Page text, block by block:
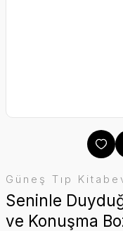
Güneş Tıp
Seninle
ve Konuşma